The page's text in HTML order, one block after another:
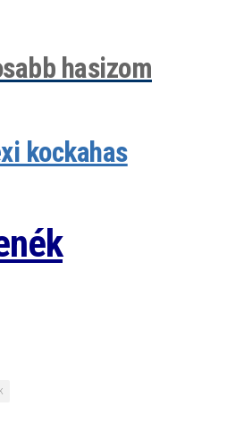
hasizom
kockahas